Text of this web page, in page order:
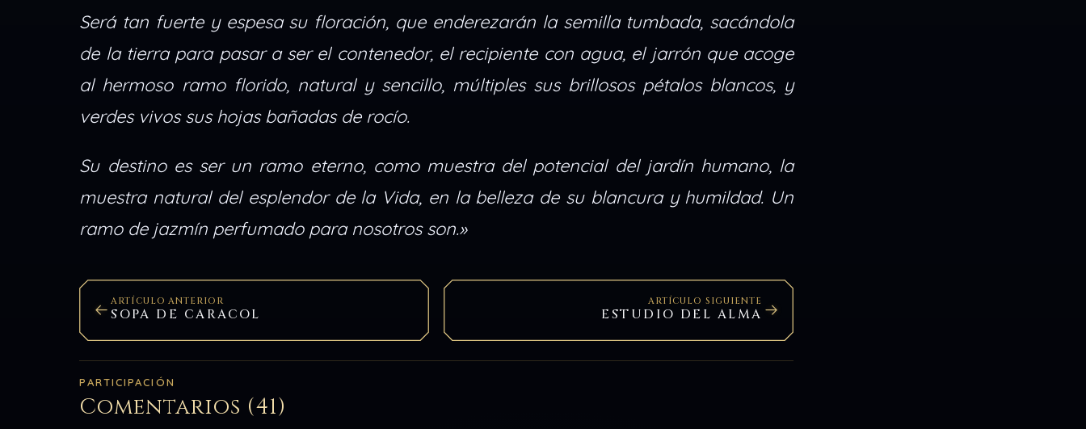
Será tan fuerte y espesa su floración, que enderezarán la semilla tumbada, sacándola
de la tierra para pasar a ser el contenedor, el recipiente con agua, el jarrón que acoge
al hermoso ramo florido, natural y sencillo, múltiples sus brillosos pétalos blancos, y
verdes vivos sus hojas bañadas de rocío.
Su destino es ser un ramo eterno, como muestra del potencial del jardín humano, la
muestra natural del esplendor de la Vida, en la belleza de su blancura y humildad. Un
ramo de jazmín perfumado para nosotros son.»
ARTÍCULO ANTERIOR
SOPA DE CARACOL
ARTÍCULO SIGUIENTE
ESTUDIO DEL ALMA
PARTICIPACIÓN
Comentarios (41)